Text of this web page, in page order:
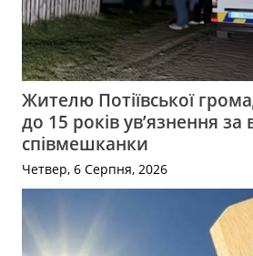
Жителю Потіївської
до 15 років ув’язнення за
співмешканки
Четвер, 6 Серпня, 2026